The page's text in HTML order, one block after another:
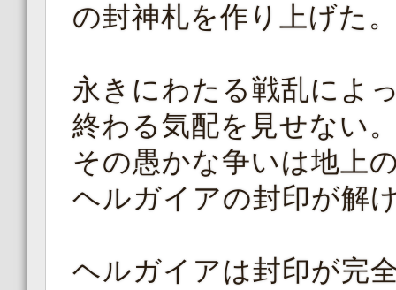
の封神札を作り上げた
永きにわたる戦乱によ
終わる気配を見せない
その愚かな争いは地上
ヘルガイアの封印が解
ヘルガイアは封印が完